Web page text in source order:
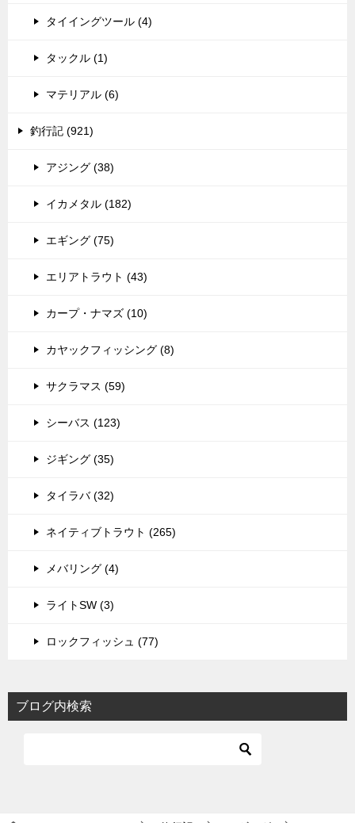
タイイングツール (4)
タックル (1)
マテリアル (6)
釣行記 (921)
アジング (38)
イカメタル (182)
エギング (75)
エリアトラウト (43)
カープ・ナマズ (10)
カヤックフィッシング (8)
サクラマス (59)
シーバス (123)
ジギング (35)
タイラバ (32)
ネイティブトラウト (265)
メバリング (4)
ライトSW (3)
ロックフィッシュ (77)
ブログ内検索